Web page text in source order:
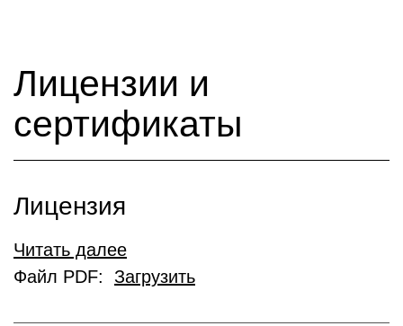
Лицензии и
сертификаты
Лицензия
Читать далее
Файл PDF: Загрузить